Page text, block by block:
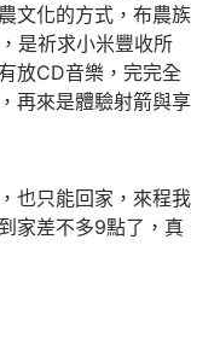
文化的方式，布農族
是祈求小米豐收所
放CD音樂，完完全
再來是體驗射箭與享
也只能回家，來程我
家差不多9點了，真